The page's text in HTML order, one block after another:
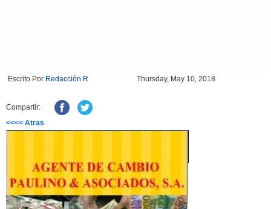
Escrito Por Redacción R Thursday, May 10, 2018
Compartir:
<<<< Atras